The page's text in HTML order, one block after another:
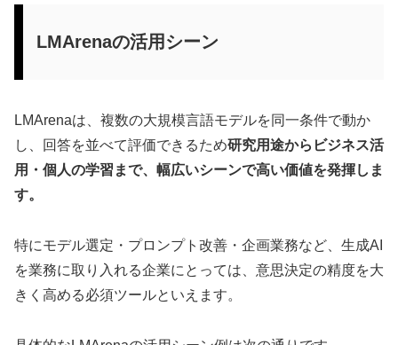
LMArenaの活用シーン
LMArenaは、複数の大規模言語モデルを同一条件で動か
し、回答を並べて評価できるため研究用途からビジネス活
用・個人の学習まで、幅広いシーンで高い価値を発揮しま
す。
特にモデル選定・プロンプト改善・企画業務など、生成AI
を業務に取り入れる企業にとっては、意思決定の精度を大
きく高める必須ツールといえます。